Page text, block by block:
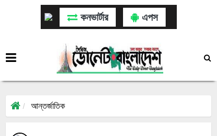
কনভার্টার এপস
আন্তর্জাতিক